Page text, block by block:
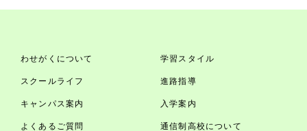
わせがくについて 学習スタイル
スクールライフ 進路指導
キャンパス案内 入学案内
よくあるご質問 通信制高校について